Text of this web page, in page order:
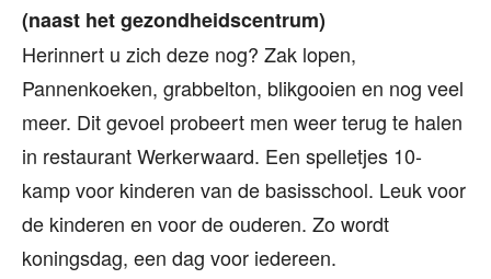
(naast het gezondheidscentrum)
Herinnert u zich deze nog? Zak lopen,
Pannenkoeken, grabbelton, blikgooien en nog veel
meer. Dit gevoel probeert men weer terug te halen
in restaurant Werkerwaard. Een spelletjes 10-
kamp voor kinderen van de basisschool. Leuk voor
de kinderen en voor de ouderen. Zo wordt
koningsdag, een dag voor iedereen.